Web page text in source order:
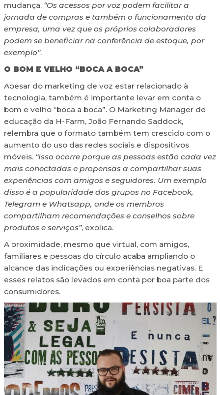
mudança.“Os acessos por voz podem facilitar a
jornada de compras e também o funcionamento da
empresa, uma vez que os próprios colaboradores
podem se beneficiar na conferência de estoque, por
exemplo”.
O BOM E VELHO “BOCA A BOCA”
Apesar do marketing de voz estar relacionado à
tecnologia, também é importante levar em conta o
bom e velho “boca a boca”. O Marketing Manager de
educação da H-Farm, João Fernando Saddock,
relembra que o formato também tem crescido com o
aumento do uso das redes sociais e dispositivos
móveis.“Isso ocorre porque as pessoas estão cada vez
mais conectadas e propensas a compartilhar suas
experiências com amigos e seguidores. Um exemplo
disso é a popularidade dos grupos no Facebook,
Telegram e Whatsapp, onde os membros
compartilham recomendações e conselhos sobre
produtos e serviços”, explica.
A proximidade, mesmo que virtual, com amigos,
familiares e pessoas do círculo acaba ampliando o
alcance das indicações ou experiências negativas. E
esses relatos são levados em conta por boa parte dos
consumidores.